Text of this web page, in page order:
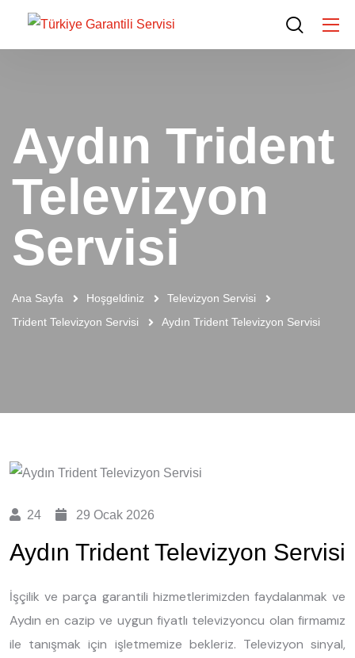
Aydın Trident
Televizyon
Servisi
Ana Sayfa Hoşgeldiniz
Televizyon Servisi
Trident Televizyon Servisi
Aydın Trident Televizyon Servisi
24 29 Ocak 2026
Aydın Trident Televizyon Servisi
İşçilik ve parça garantili hizmetlerimizden faydalanmak ve
Aydın en cazip ve uygun fiyatlı televizyoncu olan firmamız
ile tanışmak için işletmemize bekleriz. Televizyon sinyal,